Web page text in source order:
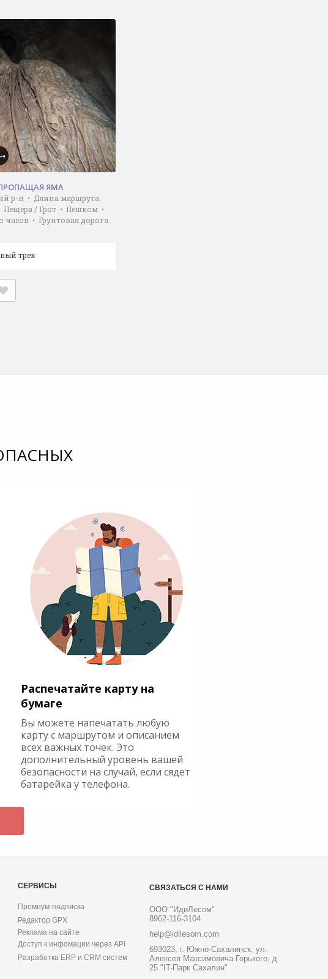
ЯМА
р-н • Длина маршрута:
Пещера / Грот • Пешком •
часов • Грунтовая дорога
трек
Распечатайте карту на
бумаге
Вы можете напечатать любую
карту с маршрутом и описанием
всех важных точек. Это
дополнительный уровень вашей
безопасности на случай, если сядет
батарейка у телефона.
СЕРВИСЫ
Премиум-подписка
Редактор GPX
Реклама на сайте
Доступ к инфомации через API
Разработка ERP и CRM систем
СВЯЗАТЬСЯ С НАМИ
ООО "ИдиЛесом"
8962-116-3104
help@idilesom.com
693023, г. Южно-Сахалинск, ул.
Алексея Максимовича Горького, д
25 "IT-Парк Сахалин"